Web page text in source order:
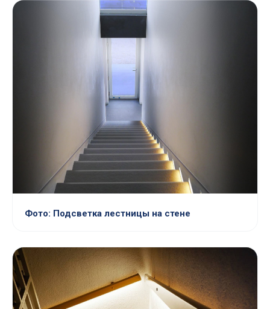
Фото: Подсветка лестницы на стене